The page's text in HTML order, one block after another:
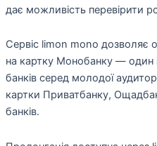
дає можливість перевірити
Сервіс limon mono дозволяє
на картку Монобанку — один
банків серед молодої
картки Приватбанку,
банків.